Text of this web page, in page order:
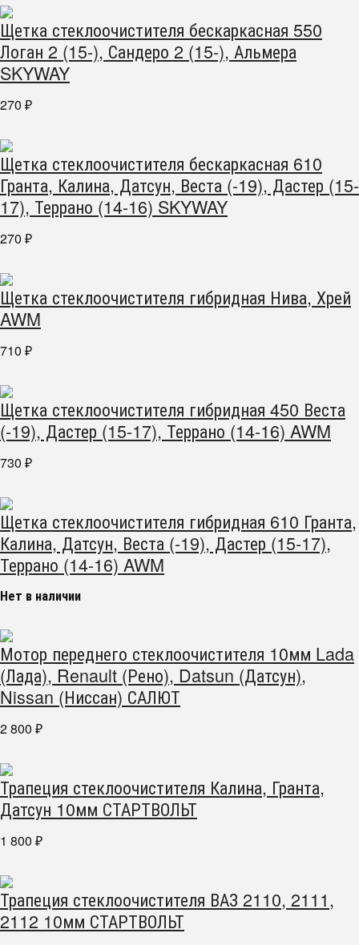
Щетка стеклоочистителя бескаркасная 550
Логан 2 (15-), Сандеро 2 (15-), Альмера
SKYWAY
270 ₽
Щетка стеклоочистителя бескаркасная 610
Гранта, Калина, Датсун, Веста (-19), Дастер (15-
17), Террано (14-16) SKYWAY
270 ₽
Щетка стеклоочистителя гибридная Нива, Хрей
AWM
710 ₽
Щетка стеклоочистителя гибридная 450 Веста
(-19), Дастер (15-17), Террано (14-16) AWM
730 ₽
Щетка стеклоочистителя гибридная 610 Гранта,
Калина, Датсун, Веста (-19), Дастер (15-17),
Террано (14-16) AWM
Нет в наличии
Мотор переднего стеклоочистителя 10мм Lada
(Лада), Renault (Рено), Datsun (Датсун),
Nissan (Ниссан) САЛЮТ
2 800 ₽
Трапеция стеклоочистителя Калина, Гранта,
Датсун 10мм СТАРТВОЛЬТ
1 800 ₽
Трапеция стеклоочистителя ВАЗ 2110, 2111,
2112 10мм СТАРТВОЛЬТ